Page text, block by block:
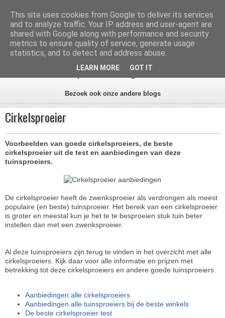
Inhoud Zoeken
Aanbiedingen Tuin
Alles voor de tuin
Bezoek ook onze andere blogs
Cirkelsproeier
Voorbeelden van goede cirkelsproeiers, de beste
cirkelsproeier uit de test en aanbiedingen van deze
tuinsproeiers.
De cirkelsproeier heeft de zwenksproeier als verdrongen als meest
populaire (en beste) tuinsproeier. Het bereik van een cirkelsproeier
is groter en meestal kun je het te te besproeien stuk tuin beter
instellen dan met een zwenksproeier.
Al deze tuinsproeiers zijn terug te vinden in het overzicht met alle
cirkelsproeiers. Kijk daar voor alle informatie en prijzen met
betrekking tot deze cirkelsproeiers en andere goede tuinsproeiers.
Aanbiedingen alle cirkelsproeiers
Aanbiedingen alle tuinsproeiers bij de beste winkels
De beste cirkelsproeier test
This site uses cookies from Google to deliver its services
and to analyze traffic. Your IP address and user-agent are
shared with Google along with performance and security
metrics to ensure quality of service, generate usage
statistics, and to detect and address abuse.
LEARN MORE GOT IT